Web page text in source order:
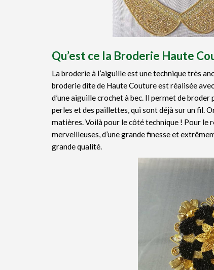
Qu’est ce la Broderie Haute
La broderie à l’aiguille est une technique très
broderie dite de Haute Couture est réalisée
d’une aiguille crochet à bec. Il permet de broder
perles et des paillettes, qui sont déjà sur un fil.
matières. Voilà pour le côté technique ! Pour le
merveilleuses, d’une grande finesse et
grande qualité.